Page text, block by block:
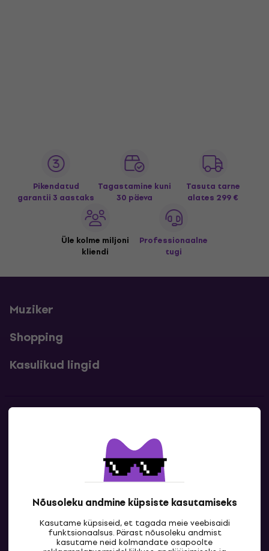
Nõusoleku andmine küpsiste kasutamiseks
Kasutame küpsiseid, et tagada meie veebisaidi
funktsionaalsus. Pärast nõusoleku andmist
kasutame neid kolmandate osapoolte
Pikendatud
garantii 3 aastaks
Tagastamine kuni
30 päeva
Tasuta tarne
alates 299 €
Üle kolme miljoni
kliendi
Professionaalne
tugi
Muziker
Shopping
Kasulikud lingid
Kontaktandmed